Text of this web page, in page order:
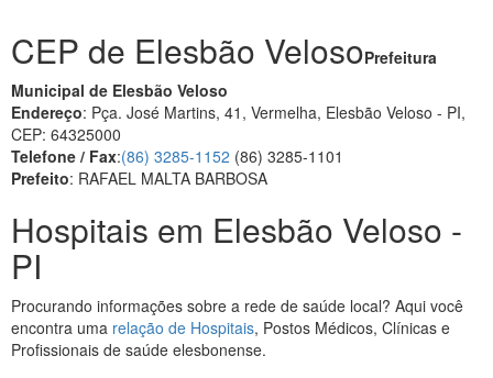
CEP de Elesbão VelosoPrefeitura
Municipal de Elesbão Veloso
Endereço: Pça. José Martins, 41, Vermelha, Elesbão Veloso - PI,
CEP: 64325000
Telefone / Fax:(86) 3285-1152 (86) 3285-1101
Prefeito: RAFAEL MALTA BARBOSA
Hospitais em Elesbão Veloso -
PI
Procurando informações sobre a rede de saúde local? Aqui você
encontra uma relação de Hospitais, Postos Médicos, Clínicas e
Profissionais de saúde elesbonense.